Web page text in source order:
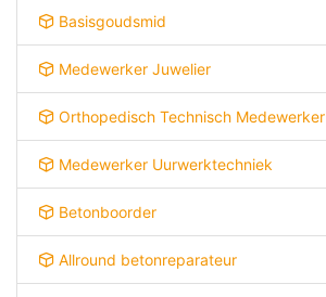
Basisgoudsmid
Medewerker Juwelier
Orthopedisch Technisch Medewerker
Medewerker Uurwerktechniek
Betonboorder
Allround betonreparateur